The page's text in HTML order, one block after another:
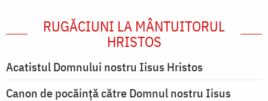
RUGĂCIUNI LA MÂNTUITORUL
HRISTOS
Acatistul Domnului nostru Iisus Hristos
Canon de pocăință către Domnul nostru Iisus